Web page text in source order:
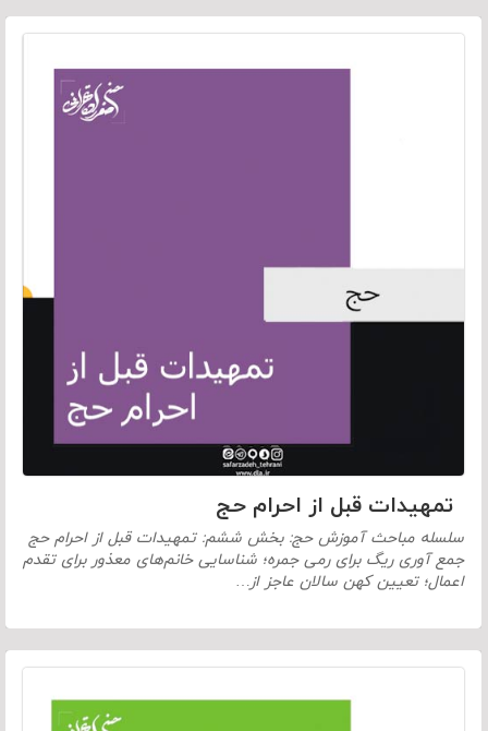
تمهیدات قبل از احرام حج
سلسله مباحث آموزش حج: بخش ششم: تمهیدات قبل از احرام حج
جمع آوری ریگ برای رمی جمره؛ شناسایی خانم‌های معذور برای تقدم
اعمال؛ تعیین کهن سالان عاجز از…